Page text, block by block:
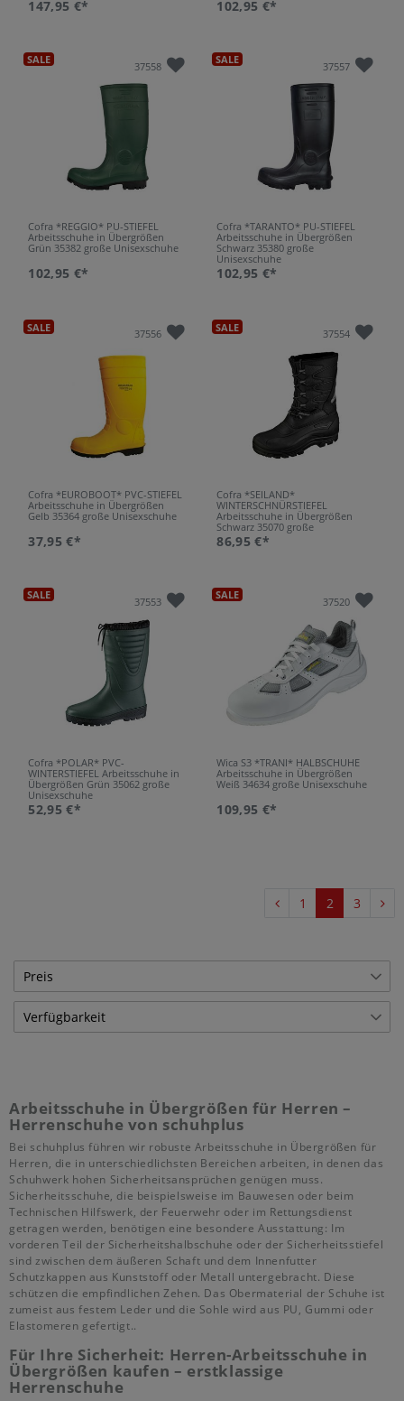
147,95 €* 102,95 €*
SALE 37558
Cofra *REGGIO* PU-STIEFEL
Arbeitsschuhe in Übergrößen
Grün 35382 große Unisexschuhe
102,95 €*
SALE 37557
Cofra *TARANTO* PU-STIEFEL
Arbeitsschuhe in Übergrößen
Schwarz 35380 große
Unisexschuhe
102,95 €*
SALE 37556
Cofra *EUROBOOT* PVC-STIEFEL
Arbeitsschuhe in Übergrößen
Gelb 35364 große Unisexschuhe
37,95 €*
SALE 37554
Cofra *SEILAND*
WINTERSCHNÜRSTIEFEL
Arbeitsschuhe in Übergrößen
Schwarz 35070 große
Unisexschuhe
86,95 €*
SALE 37553
Cofra *POLAR* PVC-
WINTERSTIEFEL Arbeitsschuhe in
Übergrößen Grün 35062 große
Unisexschuhe
52,95 €*
SALE 37520
Wica S3 *TRANI* HALBSCHUHE
Arbeitsschuhe in Übergrößen
Weiß 34634 große Unisexschuhe
109,95 €*
1 2 3
Preis
€ ― €
Verfügbarkeit
Arbeitsschuhe in Übergrößen für Herren –
Herrenschuhe von schuhplus
Bei schuhplus führen wir robuste Arbeitsschuhe in Übergrößen für
Herren, die in unterschiedlichsten Bereichen arbeiten, in denen das
Schuhwerk hohen Sicherheitsansprüchen genügen muss.
Sicherheitsschuhe, die beispielsweise im Bauwesen oder beim
Technischen Hilfswerk, der Feuerwehr oder im Rettungsdienst
getragen werden, benötigen eine besondere Ausstattung: Im
vorderen Teil der Sicherheitshalbschuhe oder der Sicherheitsstiefel
sind zwischen dem äußeren Schaft und dem Innenfutter
Schutzkappen aus Kunststoff oder Metall untergebracht. Diese
schützen die empfindlichen Zehen. Das Obermaterial der Schuhe ist
zumeist aus festem Leder und die Sohle wird aus PU, Gummi oder
Elastomeren gefertigt..
Für Ihre Sicherheit: Herren-Arbeitsschuhe in
Übergrößen kaufen – erstklassige
Herrenschuhe